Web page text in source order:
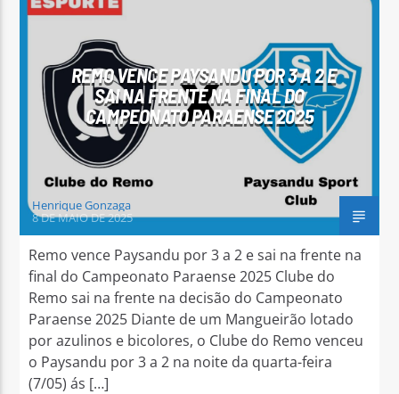
REMO VENCE PAYSANDU POR 3 A 2 E
SAI NA FRENTE NA FINAL DO
CAMPEONATO PARAENSE 2025
Henrique Gonzaga
8 DE MAIO DE 2025
Remo vence Paysandu por 3 a 2 e sai na frente na
final do Campeonato Paraense 2025 Clube do
Remo sai na frente na decisão do Campeonato
Paraense 2025 Diante de um Mangueirão lotado
por azulinos e bicolores, o Clube do Remo venceu
o Paysandu por 3 a 2 na noite da quarta-feira
(7/05) ás […]